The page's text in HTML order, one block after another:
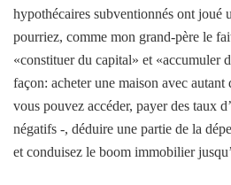
hypothécaires subventionnés ont joué
pourriez, comme mon grand-père le
«constituer du capital» et «accumuler
façon: acheter une maison avec autant
vous pouvez accéder, payer des taux
négatifs -, déduire une partie de la
et conduisez le boom immobilier